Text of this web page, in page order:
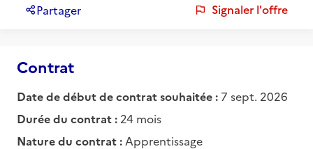
Partager Signaler l'offre
Contrat
Date de début de contrat souhaitée : 7 sept. 2026
Durée du contrat : 24 mois
Nature du contrat : Apprentissage